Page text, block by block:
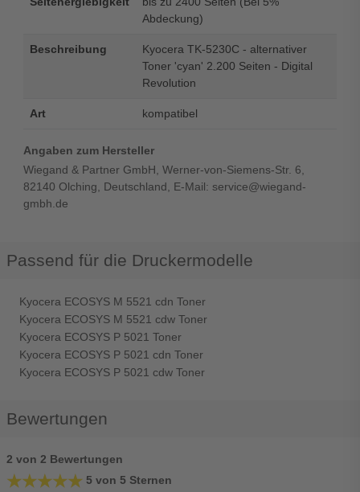
Abdeckung)
Beschreibung
Kyocera TK-5230C - alternativer
Toner 'cyan' 2.200 Seiten - Digital
Revolution
Art kompatibel
Angaben zum Hersteller
Wiegand & Partner GmbH, Werner-von-Siemens-Str. 6,
82140 Olching, Deutschland, E-Mail: service@wiegand-
gmbh.de
Passend für die Druckermodelle
Kyocera ECOSYS M 5521 cdn Toner
Kyocera ECOSYS M 5521 cdw Toner
Kyocera ECOSYS P 5021 Toner
Kyocera ECOSYS P 5021 cdn Toner
Kyocera ECOSYS P 5021 cdw Toner
Bewertungen
2 von 2 Bewertungen
★★★★★
★★★★★ 5 von 5 Sternen